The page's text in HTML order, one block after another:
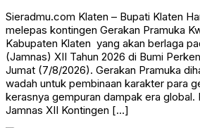
Sieradmu.com Klaten – Bupati Klaten
melepas kontingen Gerakan Pramuka
Kabupaten Klaten yang akan berlaga
(Jamnas) XII Tahun 2026 di Bumi
Jumat (7/8/2026). Gerakan Pramuka
wadah untuk pembinaan karakter para
kerasnya gempuran dampak era global.
Jamnas XII Kontingen […]